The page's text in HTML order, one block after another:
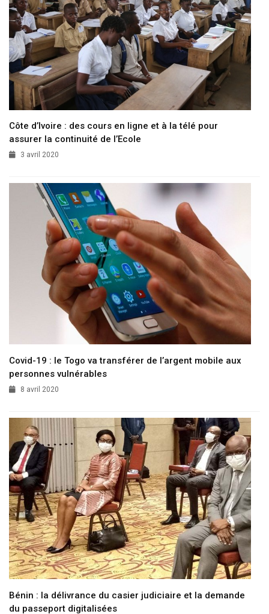
Côte d’Ivoire : des cours en ligne et à la télé pour
assurer la continuité de l’Ecole
3 avril 2020
Covid-19 : le Togo va transférer de l’argent mobile aux
personnes vulnérables
8 avril 2020
Bénin : la délivrance du casier judiciaire et la demande
du passeport digitalisées